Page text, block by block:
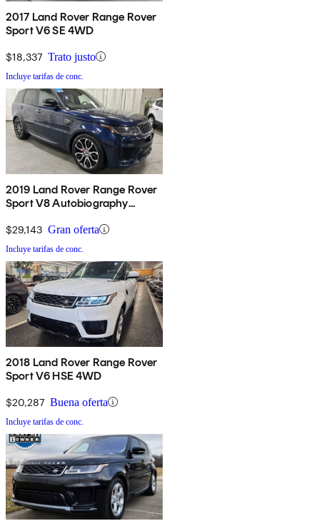
2017 Land Rover Range Rover
Sport V6 SE 4WD
$18,337 Trato justo
Incluye tarifas de conc.
2019 Land Rover Range Rover
Sport V8 Autobiography
$29,143 Gran oferta
Incluye tarifas de conc.
2018 Land Rover Range Rover
Sport V6 HSE 4WD
$20,287 Buena oferta
Incluye tarifas de conc.